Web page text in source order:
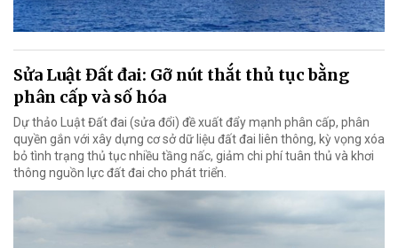
Sửa Luật Đất đai: Gỡ nút thắt thủ tục bằng
phân cấp và số hóa
Dự thảo Luật Đất đai (sửa đổi) đề xuất đẩy mạnh phân cấp, phân
quyền gắn với xây dựng cơ sở dữ liệu đất đai liên thông, kỳ vọng xóa
bỏ tình trạng thủ tục nhiều tầng nấc, giảm chi phí tuân thủ và khơi
thông nguồn lực đất đai cho phát triển.